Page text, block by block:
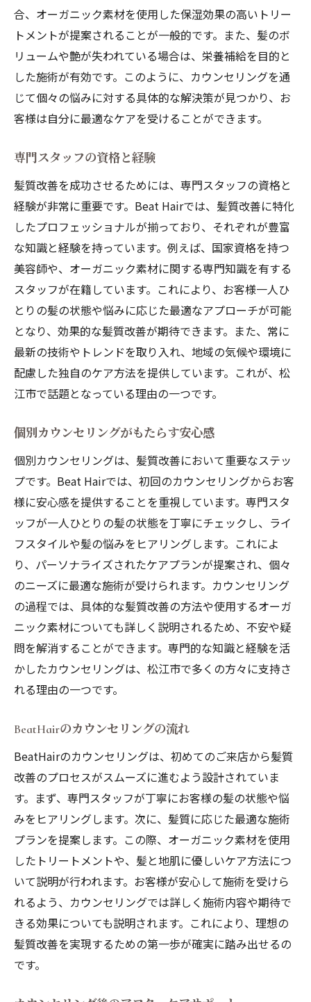
合、オーガニック素材を使用した保湿効果の高いトリー
トメントが提案されることが一般的です。また、髪のボ
リュームや艶が失われている場合は、栄養補給を目的と
した施術が有効です。このように、カウンセリングを通
じて個々の悩みに対する具体的な解決策が見つかり、お
客様は自分に最適なケアを受けることができます。
専門スタッフの資格と経験
髪質改善を成功させるためには、専門スタッフの資格と
経験が非常に重要です。Beat Hairでは、髪質改善に特化
したプロフェッショナルが揃っており、それぞれが豊富
な知識と経験を持っています。例えば、国家資格を持つ
美容師や、オーガニック素材に関する専門知識を有する
スタッフが在籍しています。これにより、お客様一人ひ
とりの髪の状態や悩みに応じた最適なアプローチが可能
となり、効果的な髪質改善が期待できます。また、常に
最新の技術やトレンドを取り入れ、地域の気候や環境に
配慮した独自のケア方法を提供しています。これが、松
江市で話題となっている理由の一つです。
個別カウンセリングがもたらす安心感
個別カウンセリングは、髪質改善において重要なステッ
プです。Beat Hairでは、初回のカウンセリングからお客
様に安心感を提供することを重視しています。専門スタ
ッフが一人ひとりの髪の状態を丁寧にチェックし、ライ
フスタイルや髪の悩みをヒアリングします。これによ
り、パーソナライズされたケアプランが提案され、個々
のニーズに最適な施術が受けられます。カウンセリング
の過程では、具体的な髪質改善の方法や使用するオーガ
ニック素材についても詳しく説明されるため、不安や疑
問を解消することができます。専門的な知識と経験を活
かしたカウンセリングは、松江市で多くの方々に支持さ
れる理由の一つです。
BeatHairのカウンセリングの流れ
BeatHairのカウンセリングは、初めてのご来店から髪質
改善のプロセスがスムーズに進むよう設計されていま
す。まず、専門スタッフが丁寧にお客様の髪の状態や悩
みをヒアリングします。次に、髪質に応じた最適な施術
プランを提案します。この際、オーガニック素材を使用
したトリートメントや、髪と地肌に優しいケア方法につ
いて説明が行われます。お客様が安心して施術を受けら
れるよう、カウンセリングでは詳しく施術内容や期待で
きる効果についても説明されます。これにより、理想の
髪質改善を実現するための第一歩が確実に踏み出せるの
です。